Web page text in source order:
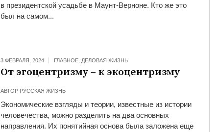
в президентской усадьбе в Маунт-Верноне. Кто же это
был на самом...
3 ФЕВРАЛЯ, 2024 ГЛАВНОЕ, ДЕЛОВАЯ ЖИЗНЬ
От эгоцентризму – к экоцентризму
АВТОР РУССКАЯ ЖИЗНЬ
Экономические взгляды и теории, известные из истории
человечества, можно разделить на два основных
направления. Их понятийная основа была заложена еще